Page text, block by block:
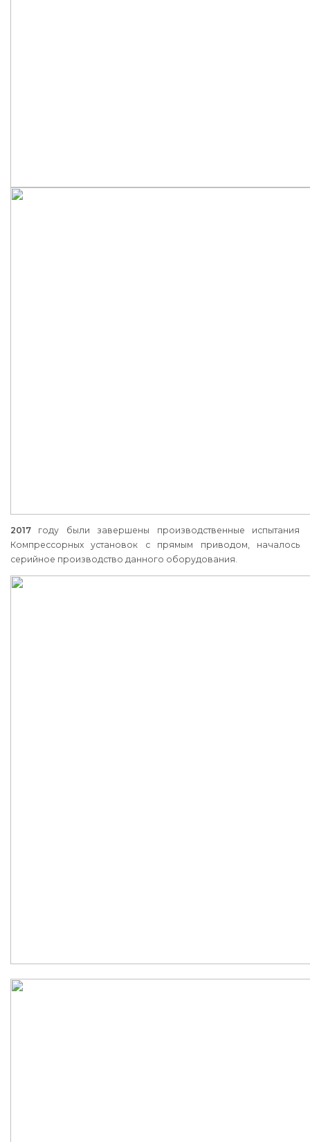
2017 году были завершены производственные испытания
Компрессорных установок с прямым приводом, началось
серийное производство данного оборудования.